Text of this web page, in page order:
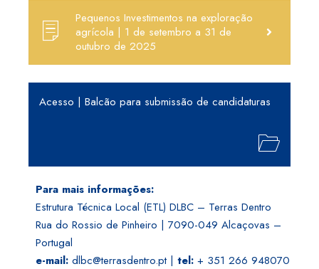
Pequenos Investimentos na exploração
agrícola | 1 de setembro a 31 de
outubro de 2025
Acesso | Balcão para submissão de candidaturas
Para mais informações:
Estrutura Técnica Local (ETL) DLBC – Terras Dentro
Rua do Rossio de Pinheiro | 7090-049 Alcaçovas –
Portugal
e-mail: dlbc@terrasdentro.pt | tel: + 351 266 948070